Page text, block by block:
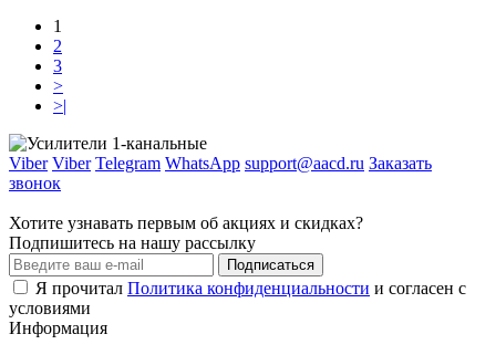
1
2
3
>
>|
Viber Viber Telegram WhatsApp support@aacd.ru Заказать
звонок
Хотите узнавать первым об акциях и скидках?
Подпишитесь на нашу рассылку
Подписаться
Я прочитал Политика конфиденциальности и согласен с
условиями
Информация